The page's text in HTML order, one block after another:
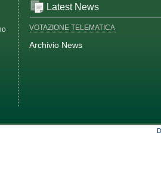
Latest News
VOTAZIONE TELEMATICA
Archivio News